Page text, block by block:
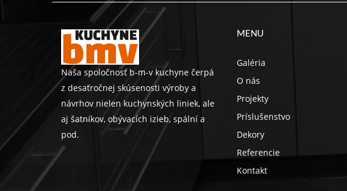
Naša spoločnosť b-m-v kuchyne čerpá
z desaťročnej skúsenosti výroby a
návrhov nielen kuchynských liniek, ale
aj šatníkov, obývacích izieb, spální a
pod.
MENU
Galéria
O nás
Projekty
Príslušenstvo
Dekory
Referencie
Kontakt